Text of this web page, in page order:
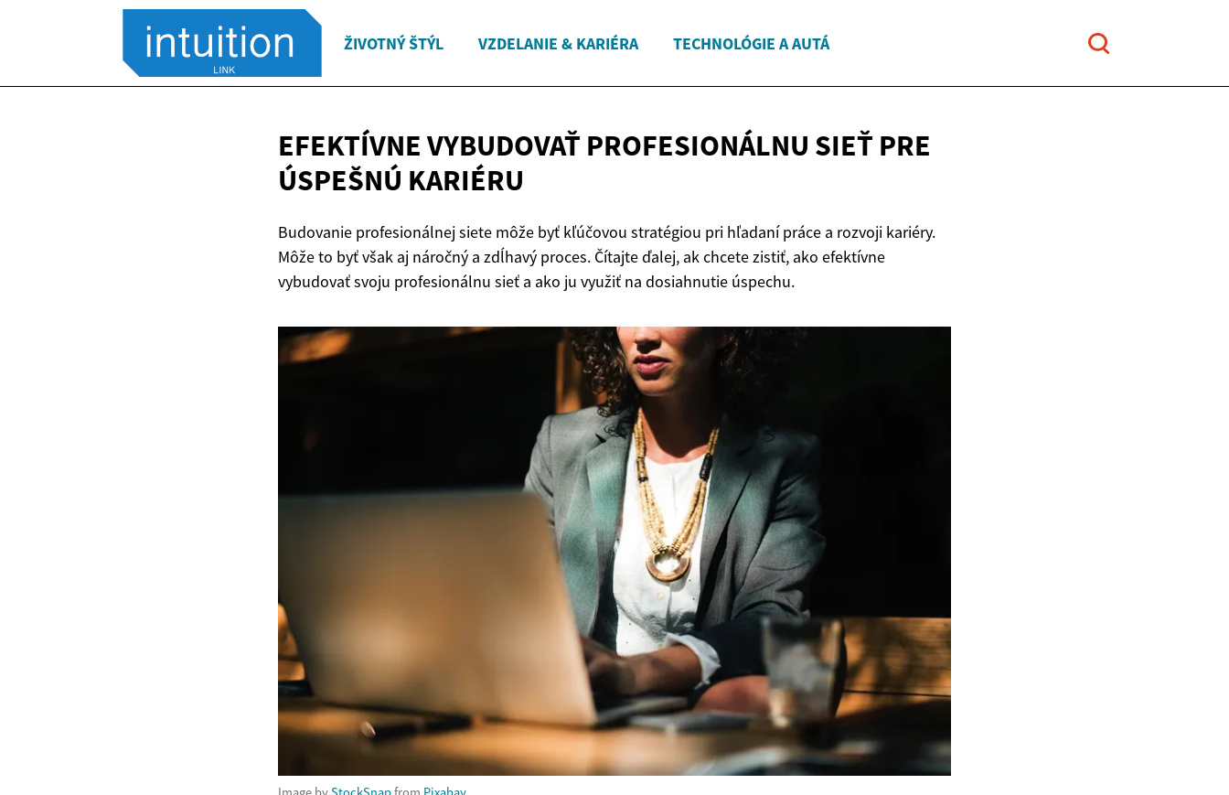
ŽIVOTNÝ ŠTÝL VZDELANIE & KARIÉRA TECHNOLÓGIE A AUTÁ
EFEKTÍVNE VYBUDOVAŤ PROFESIONÁLNU SIEŤ PRE
ÚSPEŠNÚ KARIÉRU
Budovanie profesionálnej siete môže byť kľúčovou stratégiou pri hľadaní práce a rozvoji kariéry.
Môže to byť však aj náročný a zdĺhavý proces. Čítajte ďalej, ak chcete zistiť, ako efektívne
vybudovať svoju profesionálnu sieť a ako ju využiť na dosiahnutie úspechu.